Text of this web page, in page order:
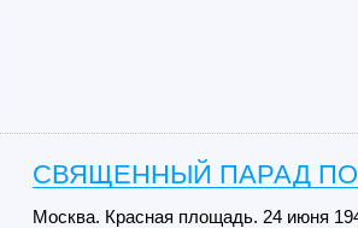
СВЯЩЕННЫЙ ПАРАД
Москва. Красная площадь. 24 июня